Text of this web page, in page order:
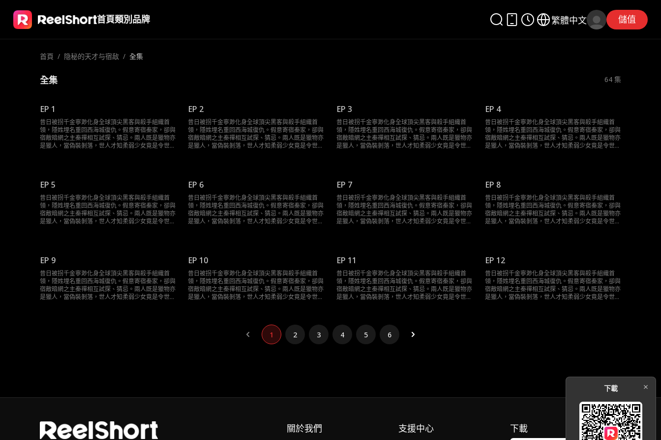
首頁類別 品牌 繁體中文 儲值
首頁 / 隐秘的天才与宿敌 / 全集
全集 64 集
EP 1
昔日被拐千金寧渺化身全球頂尖黑客與殺手組織首
領，隱姓埋名重回西海城復仇。假意寄宿秦家，卻與
宿敵暗網之主秦禪相互試探、猜忌。兩人既是獵物亦
是獵人，當偽裝剝落，世人才知柔弱少女竟是令世界
EP 2
昔日被拐千金寧渺化身全球頂尖黑客與殺手組織首
領，隱姓埋名重回西海城復仇。假意寄宿秦家，卻與
宿敵暗網之主秦禪相互試探、猜忌。兩人既是獵物亦
是獵人，當偽裝剝落，世人才知柔弱少女竟是令世界
EP 3
昔日被拐千金寧渺化身全球頂尖黑客與殺手組織首
領，隱姓埋名重回西海城復仇。假意寄宿秦家，卻與
宿敵暗網之主秦禪相互試探、猜忌。兩人既是獵物亦
是獵人，當偽裝剝落，世人才知柔弱少女竟是令世界
EP 4
昔日被拐千金寧渺化身全球頂尖黑客與殺手組織首
領，隱姓埋名重回西海城復仇。假意寄宿秦家，卻與
宿敵暗網之主秦禪相互試探、猜忌。兩人既是獵物亦
是獵人，當偽裝剝落，世人才知柔弱少女竟是令世界
EP 5
昔日被拐千金寧渺化身全球頂尖黑客與殺手組織首
領，隱姓埋名重回西海城復仇。假意寄宿秦家，卻與
宿敵暗網之主秦禪相互試探、猜忌。兩人既是獵物亦
是獵人，當偽裝剝落，世人才知柔弱少女竟是令世界
EP 6
昔日被拐千金寧渺化身全球頂尖黑客與殺手組織首
領，隱姓埋名重回西海城復仇。假意寄宿秦家，卻與
宿敵暗網之主秦禪相互試探、猜忌。兩人既是獵物亦
是獵人，當偽裝剝落，世人才知柔弱少女竟是令世界
EP 7
昔日被拐千金寧渺化身全球頂尖黑客與殺手組織首
領，隱姓埋名重回西海城復仇。假意寄宿秦家，卻與
宿敵暗網之主秦禪相互試探、猜忌。兩人既是獵物亦
是獵人，當偽裝剝落，世人才知柔弱少女竟是令世界
EP 8
昔日被拐千金寧渺化身全球頂尖黑客與殺手組織首
領，隱姓埋名重回西海城復仇。假意寄宿秦家，卻與
宿敵暗網之主秦禪相互試探、猜忌。兩人既是獵物亦
是獵人，當偽裝剝落，世人才知柔弱少女竟是令世界
EP 9
昔日被拐千金寧渺化身全球頂尖黑客與殺手組織首
領，隱姓埋名重回西海城復仇。假意寄宿秦家，卻與
宿敵暗網之主秦禪相互試探、猜忌。兩人既是獵物亦
是獵人，當偽裝剝落，世人才知柔弱少女竟是令世界
EP 10
昔日被拐千金寧渺化身全球頂尖黑客與殺手組織首
領，隱姓埋名重回西海城復仇。假意寄宿秦家，卻與
宿敵暗網之主秦禪相互試探、猜忌。兩人既是獵物亦
是獵人，當偽裝剝落，世人才知柔弱少女竟是令世界
EP 11
昔日被拐千金寧渺化身全球頂尖黑客與殺手組織首
領，隱姓埋名重回西海城復仇。假意寄宿秦家，卻與
宿敵暗網之主秦禪相互試探、猜忌。兩人既是獵物亦
是獵人，當偽裝剝落，世人才知柔弱少女竟是令世界
EP 12
昔日被拐千金寧渺化身全球頂尖黑客與殺手組織首
領，隱姓埋名重回西海城復仇。假意寄宿秦家，卻與
宿敵暗網之主秦禪相互試探、猜忌。兩人既是獵物亦
是獵人，當偽裝剝落，世人才知柔弱少女竟是令世界
1 2 3 4 5 6
關於我們 支援中心 下載
下載